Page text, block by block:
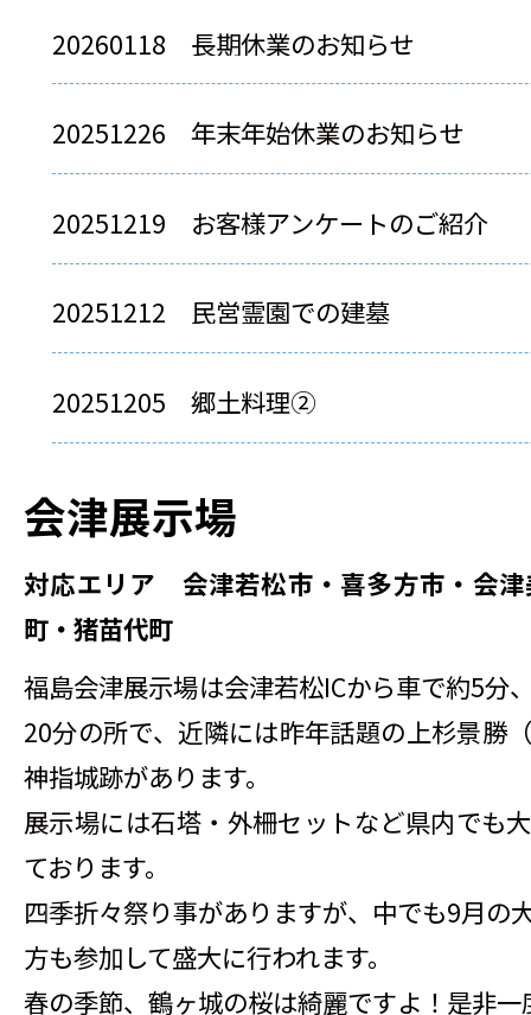
20260118 長期休業のお知らせ
20251226 年末年始休業のお知らせ
20251219 お客様アンケートのご紹介
20251212 民営霊園での建墓
20251205 郷土料理②
会津展示場
対応エリア 会津若松市・喜多方市・会津
町・猪苗代町
福島会津展示場は会津若松ICから車で約5分
20分の所で、近隣には昨年話題の上杉景勝
神指城跡があります。
展示場には石塔・外柵セットなど県内でも
ております。
四季折々祭り事がありますが、中でも9月の
方も参加して盛大に行われます。
春の季節、鶴ヶ城の桜は綺麗ですよ！是非